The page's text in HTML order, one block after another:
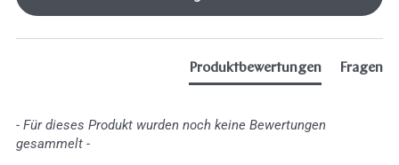
Produktbewertungen Fragen
- Für dieses Produkt wurden noch keine Bewertungen
gesammelt -